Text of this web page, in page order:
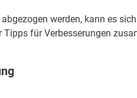
werden, kann es
für Verbesserungen